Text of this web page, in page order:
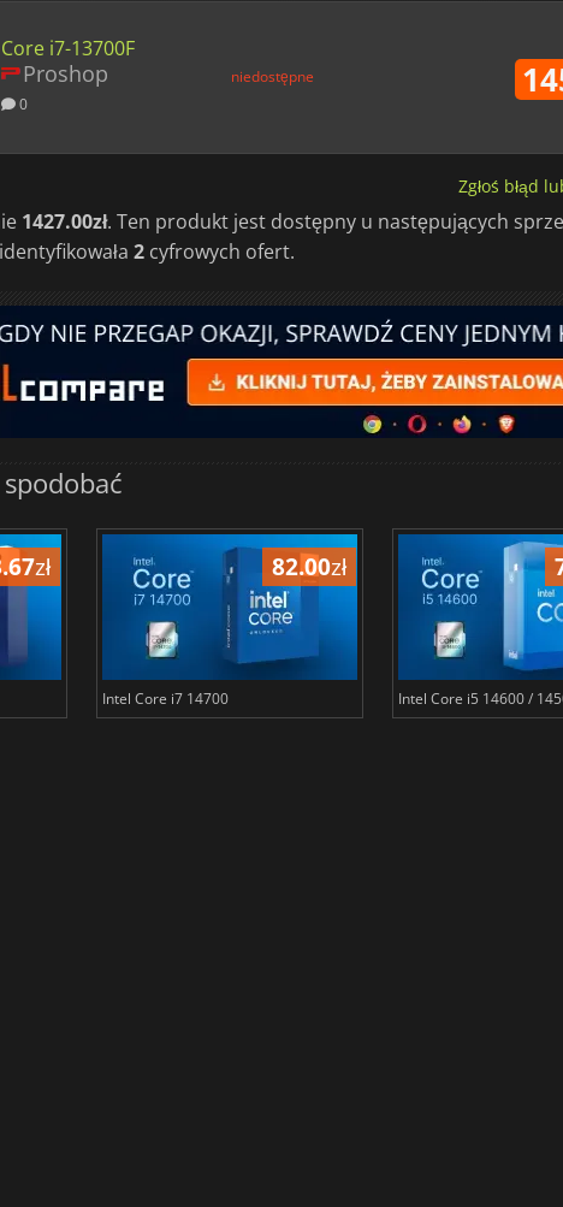
Core i7-13700F
Proshop
0
niedostępne
Zgłoś błąd
1427.00zł. Ten produkt jest dostępny u następujących
2 cyfrowych ofert.
zł 82.00zł
Intel Core i7 14700 Intel Core i5 14600 /